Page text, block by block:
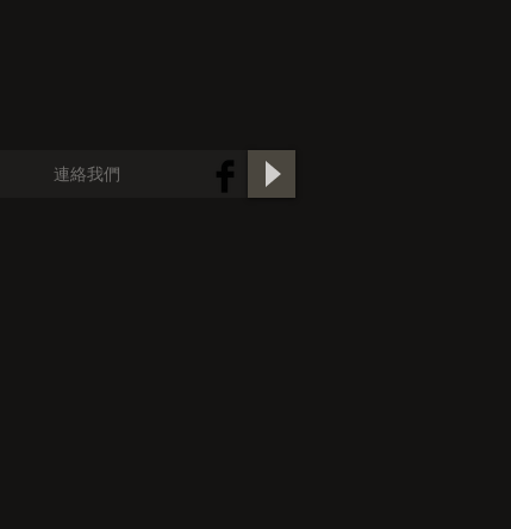
連絡我們